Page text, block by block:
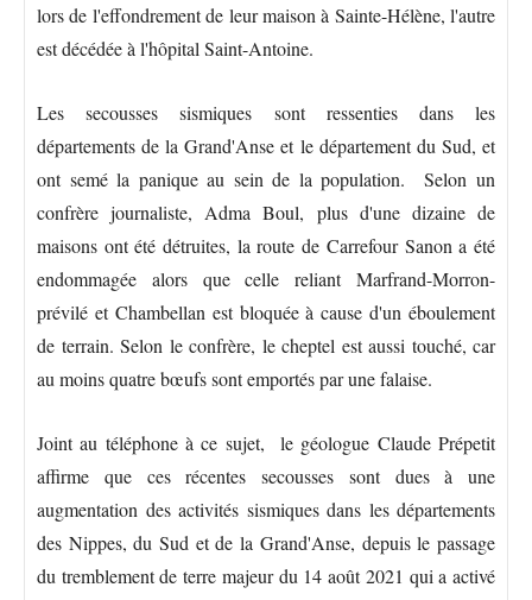
lors de l'effondrement de leur maison à Sainte-Hélène, l'autre
est décédée à l'hôpital Saint-Antoine.
Les secousses sismiques sont ressenties dans les
départements de la Grand'Anse et le département du Sud, et
ont semé la panique au sein de la population. Selon un
confrère journaliste, Adma Boul, plus d'une dizaine de
maisons ont été détruites, la route de Carrefour Sanon a été
endommagée alors que celle reliant Marfrand-Morron-
prévilé et Chambellan est bloquée à cause d'un éboulement
de terrain. Selon le confrère, le cheptel est aussi touché, car
au moins quatre bœufs sont emportés par une falaise.
Joint au téléphone à ce sujet, le géologue Claude Prépetit
affirme que ces récentes secousses sont dues à une
augmentation des activités sismiques dans les départements
des Nippes, du Sud et de la Grand'Anse, depuis le passage
du tremblement de terre majeur du 14 août 2021 qui a activé